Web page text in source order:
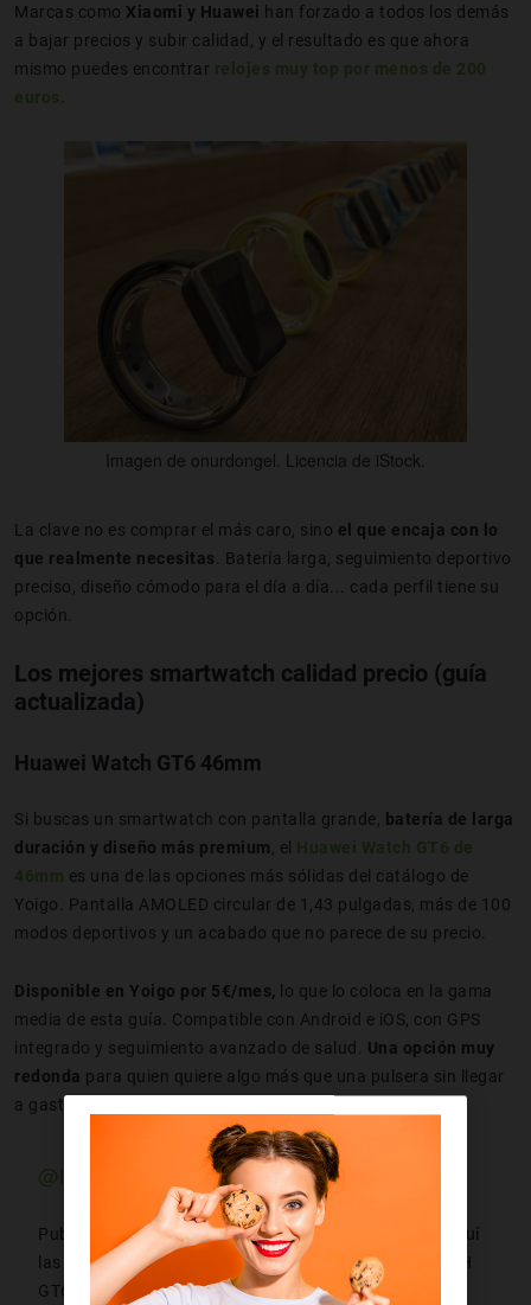
Marcas como Xiaomi y Huawei han forzado a todos los demás
a bajar precios y subir calidad, y el resultado es que ahora
mismo puedes encontrar relojes muy top por menos de 200
euros.
Imagen de onurdongel. Licencia de iStock.
La clave no es comprar el más caro, sino el que encaja con lo
que realmente necesitas . Batería larga, seguimiento deportivo
preciso, diseño cómodo para el día a día... cada perfil tiene su
opción.
Los mejores smartwatch calidad precio (guía
actualizada)
Huawei Watch GT6 46mm
Si buscas un smartwatch con pantalla grande,
batería de larga
duración y diseño más premium , el Huawei Watch GT6 de
46mm es una de las opciones más sólidas del catálogo de
Yoigo. Pantalla AMOLED circular de 1,43 pulgadas, más de 100
modos deportivos y un acabado que no parece de su precio.
Disponible en Yoigo por 5€/mes,
lo que lo coloca en la gama
media de esta guía. Compatible con Android e iOS, con GPS
integrado y seguimiento avanzado de salud. Una opción muy
redonda para quien quiere algo más que una pulsera sin llegar
a gastar lo de un Apple Watch.
@isabelmarind
Publi. El reloj del que te vas a enamorar. Te dejo por aquí
las principales novedades de mi nuevo HUAWEI WATCH
GT6. Merece la pena? SI y lo vas a ir comprobando